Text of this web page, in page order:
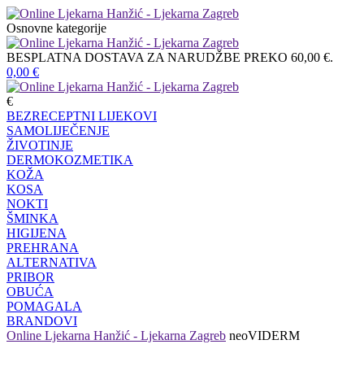
Osnovne kategorije
BESPLATNA DOSTAVA ZA NARUDŽBE PREKO 60,00 €.
0,00 €
€
BEZRECEPTNI LIJEKOVI
SAMOLIJEČENJE
ŽIVOTINJE
DERMOKOZMETIKA
KOŽA
KOSA
NOKTI
ŠMINKA
HIGIJENA
PREHRANA
ALTERNATIVA
PRIBOR
OBUĆA
POMAGALA
BRANDOVI
Online Ljekarna Hanžić - Ljekarna Zagreb neoVIDERM